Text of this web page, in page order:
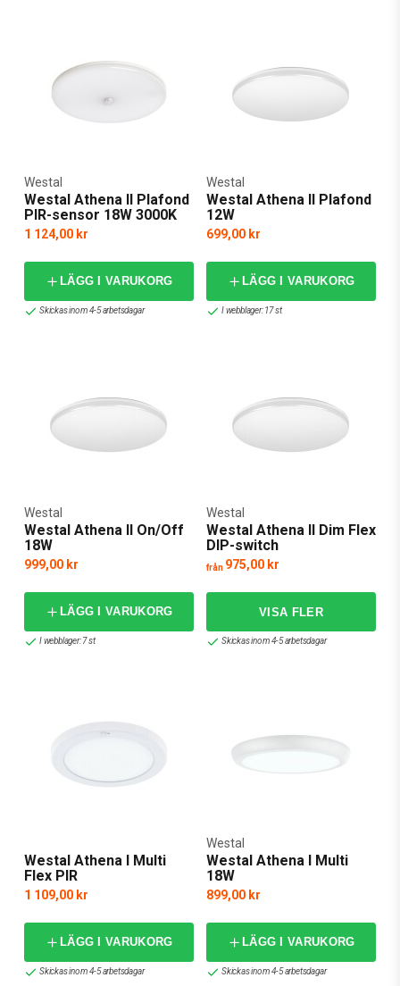
Westal Athena II Plafond
PIR-sensor 18W 3000K
Westal
1 124,00 kr
LÄGG I VARUKORG
Skickas inom 4-5 arbetsdagar
Westal Athena II Plafond
12W
Westal
699,00 kr
LÄGG I VARUKORG
I webblager: 17 st
Westal Athena II On/Off
18W
Westal
999,00 kr
LÄGG I VARUKORG
I webblager: 7 st
Westal Athena II Dim Flex
DIP-switch
Westal
från 975,00 kr
Skickas inom 4-5 arbetsdagar
Westal Athena I Multi
Flex PIR
1 109,00 kr
LÄGG I VARUKORG
Skickas inom 4-5 arbetsdagar
Westal Athena I Multi
18W
Westal
899,00 kr
LÄGG I VARUKORG
Skickas inom 4-5 arbetsdagar